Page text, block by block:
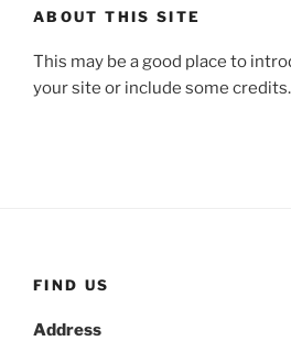
ABOUT THIS SITE
This may be a good place to
your site or include some credits.
FIND US
Address